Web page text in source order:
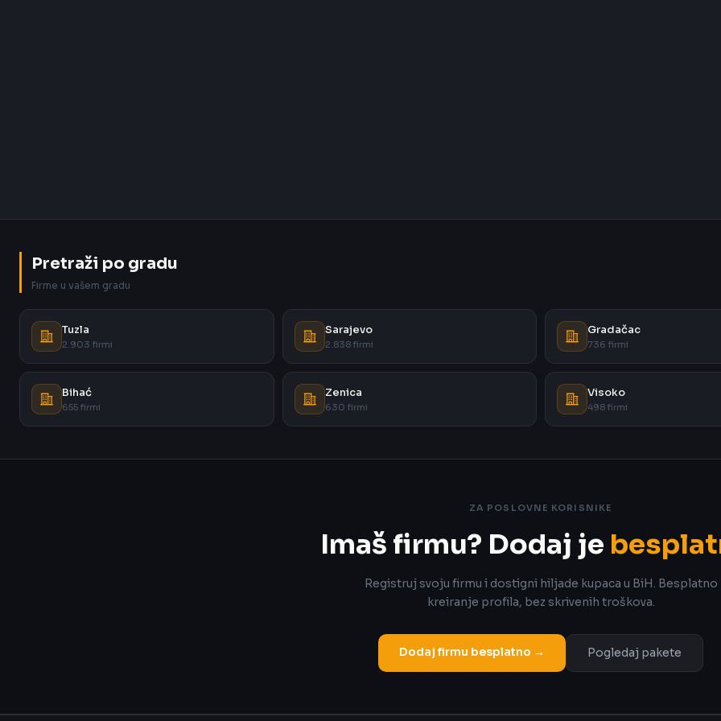
Pretraži po gradu
Firme u vašem gradu
Tuzla
2.903 firmi
Sarajevo
2.838 firmi
Gradačac
736 firmi
Bihać
655 firmi
Zenica
630 firmi
Visoko
498 firmi
ZA POSLOVNE KORISNIKE
Imaš firmu? Dodaj je
Registruj svoju firmu i dostigni hiljade kupaca u BiH. Besplatno
kreiranje profila, bez skrivenih troškova.
Dodaj firmu besplatno → Pogledaj pakete